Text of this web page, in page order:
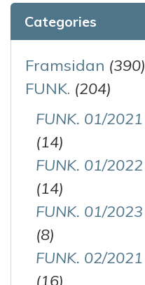
Categories
Framsidan (390)
FUNK. (204)
FUNK. 01/2021
(14)
FUNK. 01/2022
(14)
FUNK. 01/2023
(8)
FUNK. 02/2021
(16)